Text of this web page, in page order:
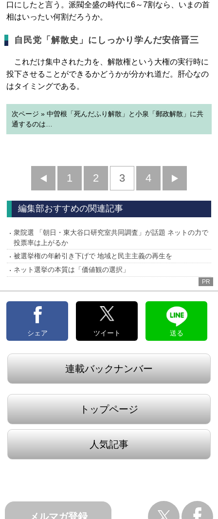
口にしたと言う。派閥全盛の時代に6～7割なら、いまの首
相はいったい何割だろうか。
自民党「解散史」にしっかり学んだ安倍晋三
これだけ集中された力を、解散権という大権の実行時に
投下させることができるかどうかが分かれ道だ。肝心なの
はタイミングである。
次ページ » 中曽根「死んだふり解散」と小泉「郵政解散」に共
通するのは…
前
へ
1 2 3 4
へ
編集部おすすめの関連記事
衆院選 「朝日・東大谷口研究室共同調査」が話題 ネットの力で
投票率は上がるか
被選挙権の年齢引き下げで 地域と民主主義の再生を
ネット選挙の本質は「価値観の選択」
PR
シェア ツイート 送る
連載バックナンバー
トップページ
人気記事
メルマガ登録